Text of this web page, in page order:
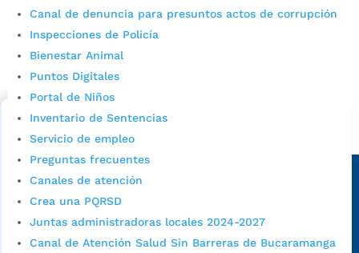
Canal de denuncia para presuntos actos de corrupción
Inspecciones de Policía
Bienestar Animal
Puntos Digitales
Portal de Niños
Inventario de Sentencias
Servicio de empleo
Preguntas frecuentes
Canales de atención
Crea una PQRSD
Juntas administradoras locales 2024-2027
Canal de Atención Salud Sin Barreras de Bucaramanga
Cupos Escolares Bucaramanga 2022
Consulta aqui los pasos para inscribirse y solicitar un
cupo escolar en los colegios oficiales de
Bucaramanga.
Alcaldía de Bucaramanga
Sede principal